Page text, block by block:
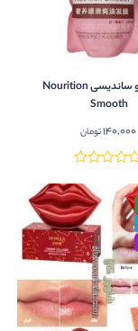
ماسک مو ساندیسی Nourition
Smooth
140,000تومان